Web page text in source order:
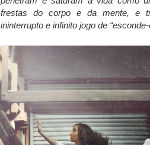
frestas do corpo e da mente, e
ininterrupto e infinito jogo de